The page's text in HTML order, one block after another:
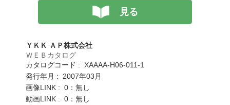
見る
ＹＫＫ ＡＰ株式会社
ＷＥＢカタログ
カタログコード : XAAAA-H06-011-1
発行年月 : 2007年03月
画像LINK : 0：無し
動画LINK : 0：無し